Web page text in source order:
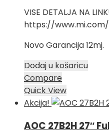
VISE DETALJA NA
https://
Novo Garancija 12mj.
Dodaj u košaricu
Compare
Quick View
Akcija!
AOC 27B2H 27″